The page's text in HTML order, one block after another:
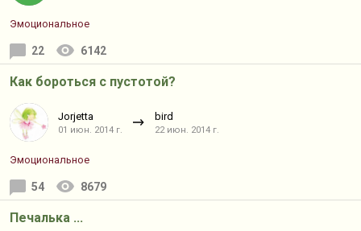
Эмоциональное
22 6142
Как бороться с пустотой?
Jorjetta
01 июн. 2014 г.
bird
22 июн. 2014 г.
Эмоциональное
54 8679
Печалька ...